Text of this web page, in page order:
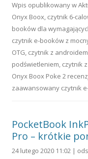
Wpis opublikowany w
Onyx Boox, czytnik 6-
booków dla
czytnik e-booków z
OTG, czytnik z androidem
podświetleniem, czytnik
Onyx Boox Poke 2
zaawansowany czytnik
PocketBook
Pro – krótkie
24 lutego 2020 11:02 |